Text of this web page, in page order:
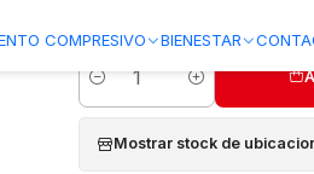
COMPRESIVO BIENESTAR
Cantidad
Mostrar stock de